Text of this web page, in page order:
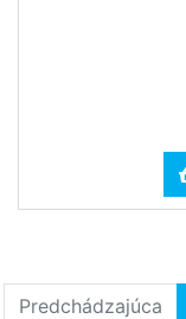
Predchádzajúca